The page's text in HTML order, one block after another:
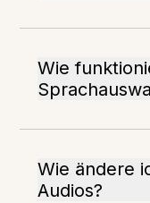
Wie
Wie ändere
Audios?